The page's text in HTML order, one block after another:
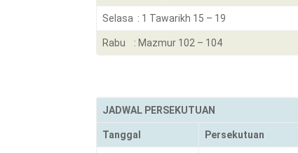
Selasa : 1 Tawarikh 15 – 19
Rabu : Mazmur 102 – 104
JADWAL PERSEKUTUAN
Tanggal Persekutuan